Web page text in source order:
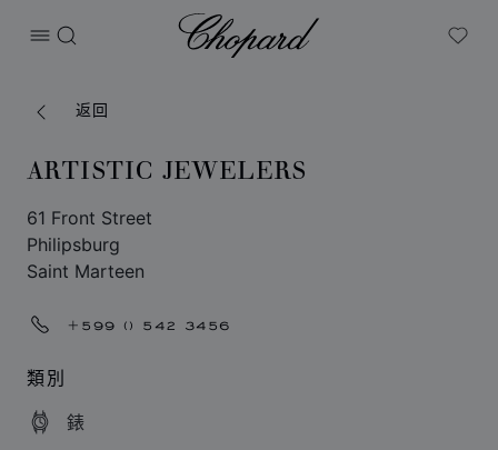
打开菜单
搜索
Chopard
My
返回
ARTISTIC JEWELERS
61 Front Street
Philipsburg
Saint Marteen
+599 () 542 3456
類別
錶